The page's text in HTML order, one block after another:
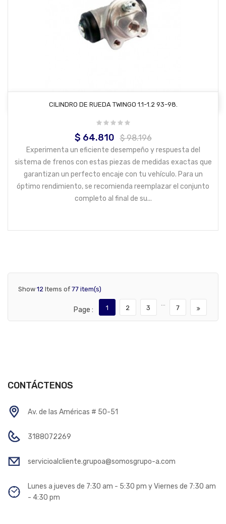
AÑADIR AL CARRITO
CILINDRO DE RUEDA TWINGO 1.1-1.2 93-98.
Precio
$ 64.810
Precio
base
$ 98.196
Experimenta un eficiente desempeño y respuesta del
sistema de frenos con estas piezas de medidas exactas que
garantizan un perfecto encaje con tu vehículo. Para un
óptimo rendimiento, se recomienda reemplazar el conjunto
completo al final de su...
Show 12 Items of 77 item(s)
Page : 1 2 3
…
7
CONTÁCTENOS
Av. de las Américas # 50-51
3188072269
servicioalcliente.grupoa@somosgrupo-a.com
Lunes a jueves de 7:30 am - 5:30 pm y Viernes de 7:30 am
- 4:30 pm